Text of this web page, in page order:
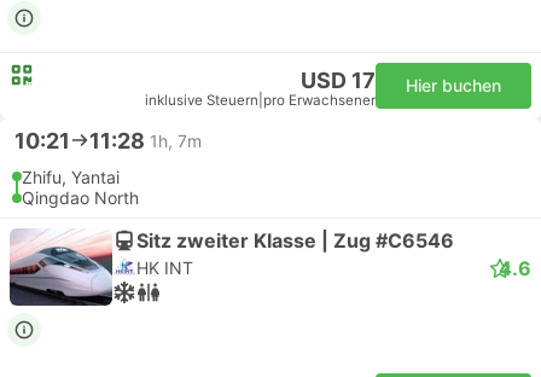
USD 17
inklusive Steuern pro Erwachsener
Hier buchen
10:21 11:28 1h, 7m
Zhifu, Yantai
Qingdao North
Sitz zweiter Klasse | Zug #C6546
HK INT 4.6